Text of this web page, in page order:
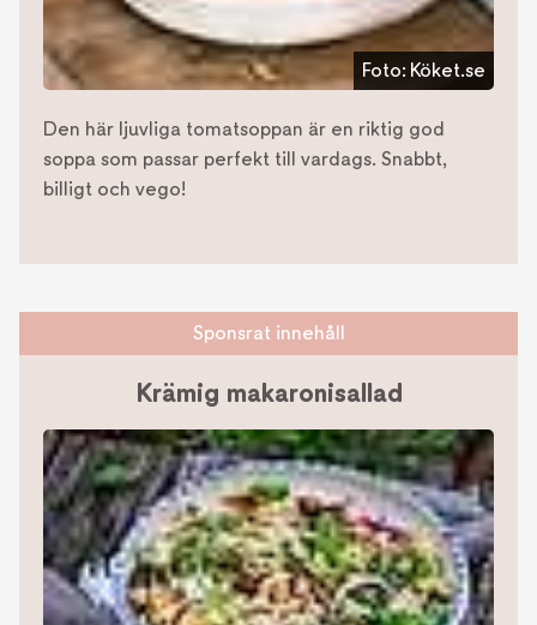
Foto: Köket.se
Den här ljuvliga tomatsoppan är en riktig god
soppa som passar perfekt till vardags. Snabbt,
billigt och vego!
Sponsrat innehåll
Krämig makaronisallad